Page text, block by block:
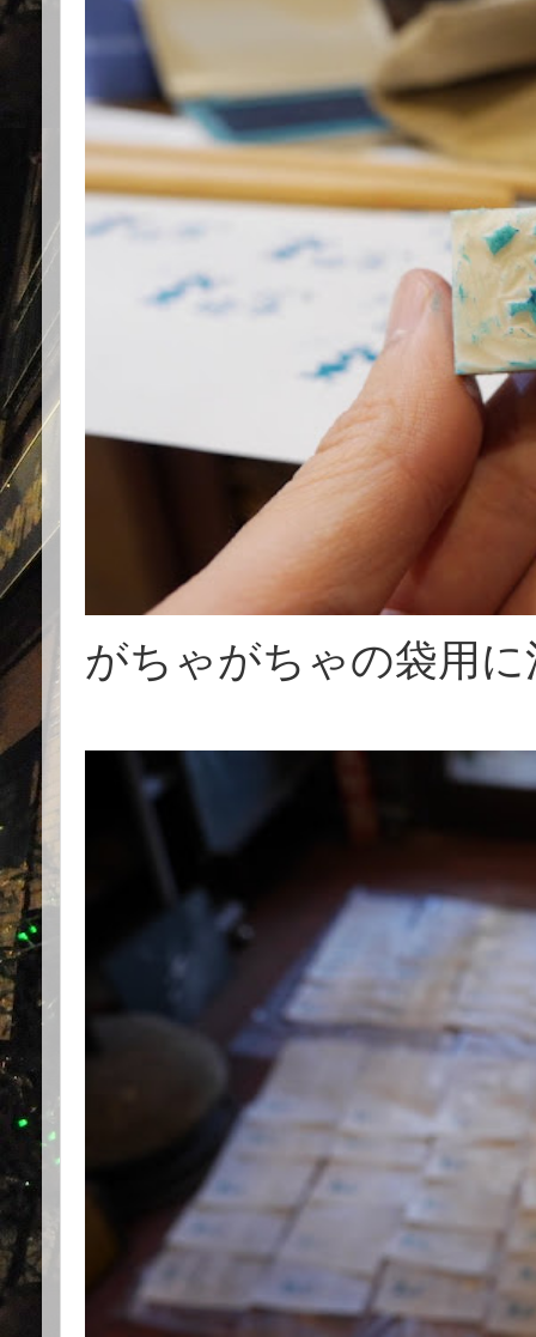
がちゃがちゃの袋用